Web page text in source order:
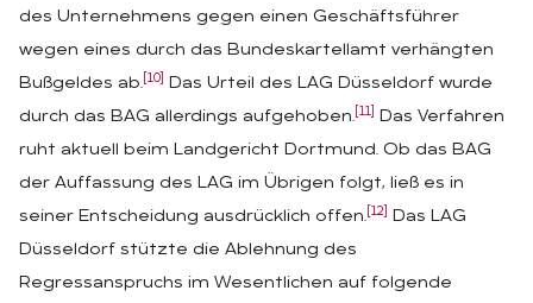
des Unternehmens gegen einen Geschäftsführer
wegen eines durch das Bundeskartellamt verhängten
Bußgeldes ab. [10]
Das Urteil des LAG Düsseldorf wurde
durch das BAG allerdings aufgehoben. [11]
Das Verfahren
ruht aktuell beim Landgericht Dortmund. Ob das BAG
der Auffassung des LAG im Übrigen folgt, ließ es in
seiner Entscheidung ausdrücklich offen. [12]
Das LAG
Düsseldorf stützte die Ablehnung des
Regressanspruchs im Wesentlichen auf folgende